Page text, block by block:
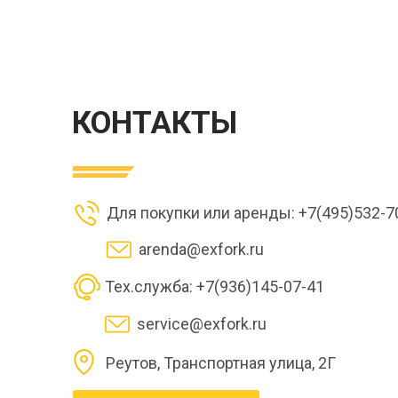
Для покупки или аренды: +7(495)532-
КОНТАКТЫ
service@exfork.ru
arenda@exfork.ru
Реутов, Транспортная улица, 2Г
Тех.служба: +7(936)145-07-41